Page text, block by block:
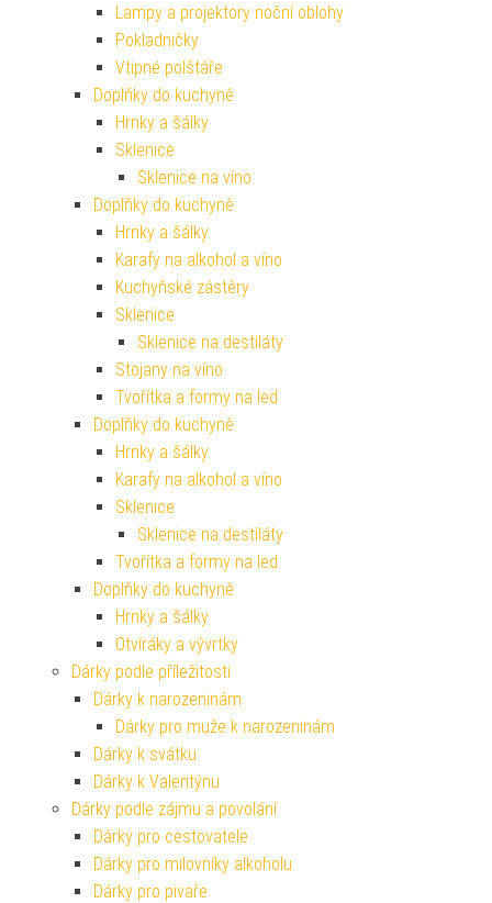
Lampy a projektory noční oblohy
Pokladničky
Vtipné polštáře
Doplňky do kuchyně
Hrnky a šálky
Sklenice
Sklenice na víno
Doplňky do kuchyně
Hrnky a šálky
Karafy na alkohol a víno
Kuchyňské zástěry
Sklenice
Sklenice na destiláty
Stojany na víno
Tvořítka a formy na led
Doplňky do kuchyně
Hrnky a šálky
Karafy na alkohol a víno
Sklenice
Sklenice na destiláty
Tvořítka a formy na led
Doplňky do kuchyně
Hrnky a šálky
Otvíráky a vývrtky
Dárky podle příležitosti
Dárky k narozeninám
Dárky pro muže k narozeninám
Dárky k svátku
Dárky k Valentýnu
Dárky podle zájmu a povolání
Dárky pro cestovatele
Dárky pro milovníky alkoholu
Dárky pro pivaře